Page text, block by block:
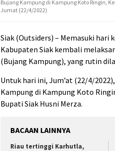
Bujang Kampung di Kampung Koto Ringin,
Jumat (22/4/2022)
Siak (Outsiders) – Memasuki hari
Kabupaten Siak kembali
(Bujang Kampung), yang rutin
Untuk hari ini, Jum’at (22/4/
Kampung di Kampung Koto
Bupati Siak Husni Merza.
BACAAN LAINNYA
Riau tertinggi Karhutla,